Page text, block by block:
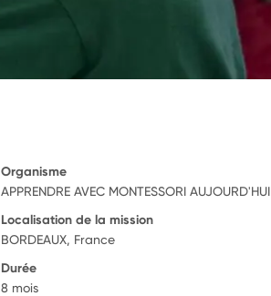
Organisme
APPRENDRE AVEC MONTESSORI AUJOURD'HUI
Localisation de la mission
BORDEAUX, France
Durée
8 mois